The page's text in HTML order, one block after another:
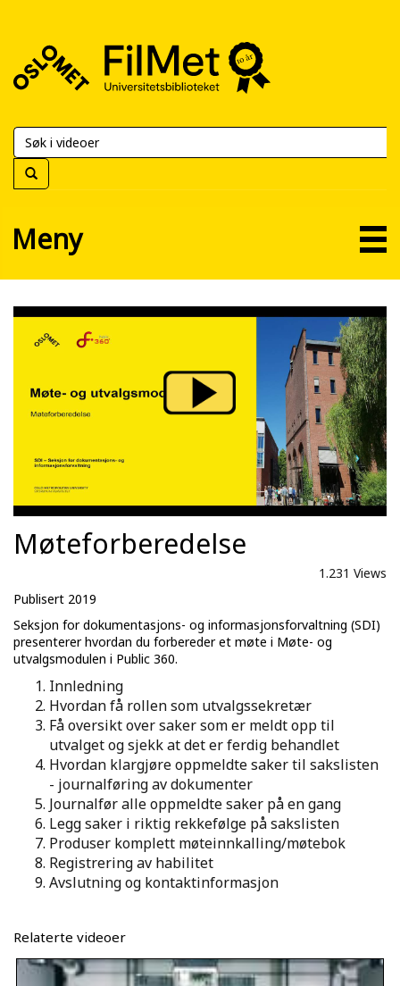
FilMet
Universitetsbiblioteket
Meny
Møteforberedelse
1.231 Views
Publisert 2019
Seksjon for dokumentasjons- og informasjonsforvaltning (SDI)
presenterer hvordan du forbereder et møte i Møte- og
utvalgsmodulen i Public 360.
Innledning
Hvordan få rollen som utvalgssekretær
Få oversikt over saker som er meldt opp til
utvalget og sjekk at det er ferdig behandlet
Hvordan klargjøre oppmeldte saker til sakslisten
- journalføring av dokumenter
Journalfør alle oppmeldte saker på en gang
Legg saker i riktig rekkefølge på sakslisten
Produser komplett møteinnkalling/møtebok
Registrering av habilitet
Avslutning og kontaktinformasjon
Relaterte videoer